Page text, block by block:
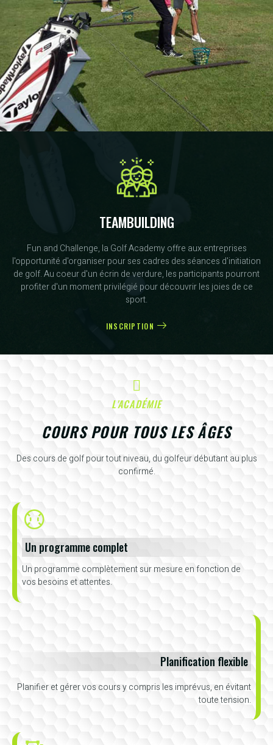
TEAMBUILDING
Fun and Challenge, la Golf Academy offre aux entreprises
l'opportunité d'organiser pour ses cadres des séances d'initiation
de golf. Au coeur d'un écrin de verdure, les participants pourront
profiter d'un moment privilégié pour découvrir les joies de ce
sport.
INSCRIPTION
L'ACADÉMIE
COURS POUR TOUS LES ÂGES
Des cours de golf pour tout niveau, du golfeur débutant au plus
confirmé.
Un programme complet
Un programme complètement sur mesure en fonction de
vos besoins et attentes.
Planification flexible
Planifier et gérer vos cours y compris les imprévus, en évitant
toute tension.